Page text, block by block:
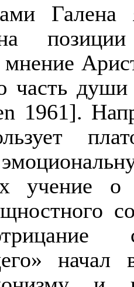
мнение
часть
1961].
учение
начал